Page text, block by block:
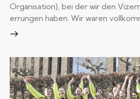
Organisation), bei der wir den
errungen haben. Wir waren